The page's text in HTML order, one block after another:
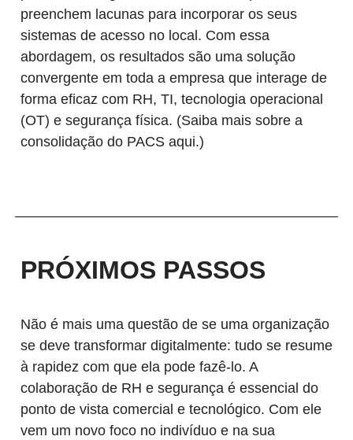
preenchem lacunas para incorporar os seus
sistemas de acesso no local. Com essa
abordagem, os resultados são uma solução
convergente em toda a empresa que interage de
forma eficaz com RH, TI, tecnologia operacional
(OT) e segurança física. (Saiba mais sobre a
consolidação do PACS aqui.)
PRÓXIMOS PASSOS
Não é mais uma questão de se uma organização
se deve transformar digitalmente: tudo se resume
à rapidez com que ela pode fazê-lo. A
colaboração de RH e segurança é essencial do
ponto de vista comercial e tecnológico. Com ele
vem um novo foco no indivíduo e na sua